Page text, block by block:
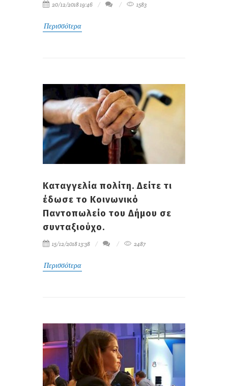
20/12/2018 19:46 1583
Περισσότερα
Καταγγελία πολίτη. Δείτε τι
έδωσε το Κοινωνικό
Παντοπωλείο του Δήμου σε
συνταξιούχο.
15/12/2018 13:38 2487
Περισσότερα